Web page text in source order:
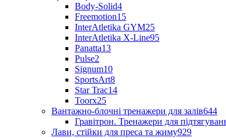
Body-Solid4
Freemotion15
InterAtletika GYM25
InterAtletika X-Line95
Panatta13
Pulse2
Signum10
SportsArt8
Star Trac14
Toorx25
Вантажно-блочні тренажери для залів644
Гравітрон. Тренажери для
Лави, стійки для преса та жиму929